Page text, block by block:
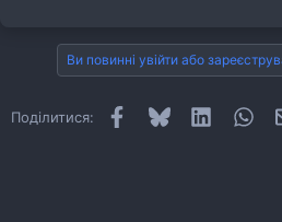
Ви повинні увійти або
Поділитися: Facebook
Bluesky LinkedIn